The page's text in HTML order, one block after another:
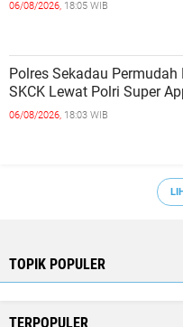
06/08/2026, 18:05 WIB
Polres Sekadau Permudah
SKCK Lewat Polri Super
06/08/2026, 18:03 WIB
TOPIK POPULER
TERPOPULER